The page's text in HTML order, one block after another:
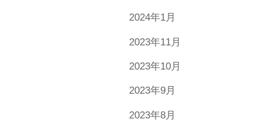
2024年1月
2023年11月
2023年10月
2023年9月
2023年8月